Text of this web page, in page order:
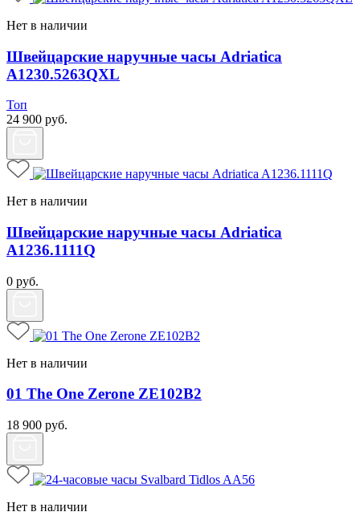
Нет в наличии
Швейцарские наручные часы Adriatica
A1230.5263QXL
Топ
24 900 руб.
Нет в наличии
Швейцарские наручные часы Adriatica
A1236.1111Q
0 руб.
Нет в наличии
01 The One Zerone ZE102B2
18 900 руб.
Нет в наличии